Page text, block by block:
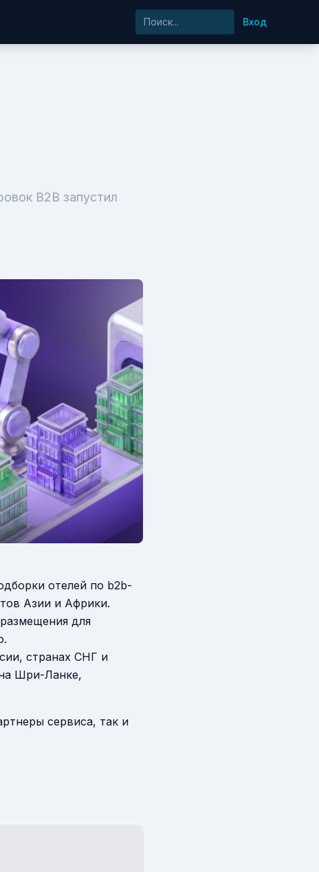
Вход
B2B запустил
отелей по b2b-
Азии и Африки.
для
странах СНГ и
Шри-Ланке,
сервиса, так и